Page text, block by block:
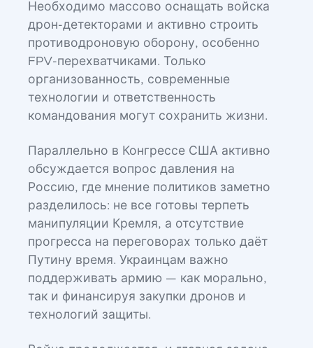
Необходимо массово оснащать войска
дрон-детекторами и активно строить
противодроновую оборону, особенно
FPV-перехватчиками. Только
организованность, современные
технологии и ответственность
командования могут сохранить жизни.
Параллельно в Конгрессе США активно
обсуждается вопрос давления на
Россию, где мнение политиков заметно
разделилось: не все готовы терпеть
манипуляции Кремля, а отсутствие
прогресса на переговорах только даёт
Путину время. Украинцам важно
поддерживать армию — как морально,
так и финансируя закупки дронов и
технологий защиты.